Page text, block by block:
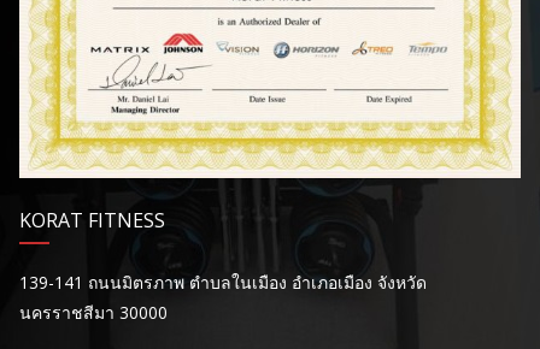
KORAT FITNESS
139-141 ถนนมิตรภาพ ตำบลในเมือง อำเภอเมือง จังหวัด
นครราชสีมา 30000